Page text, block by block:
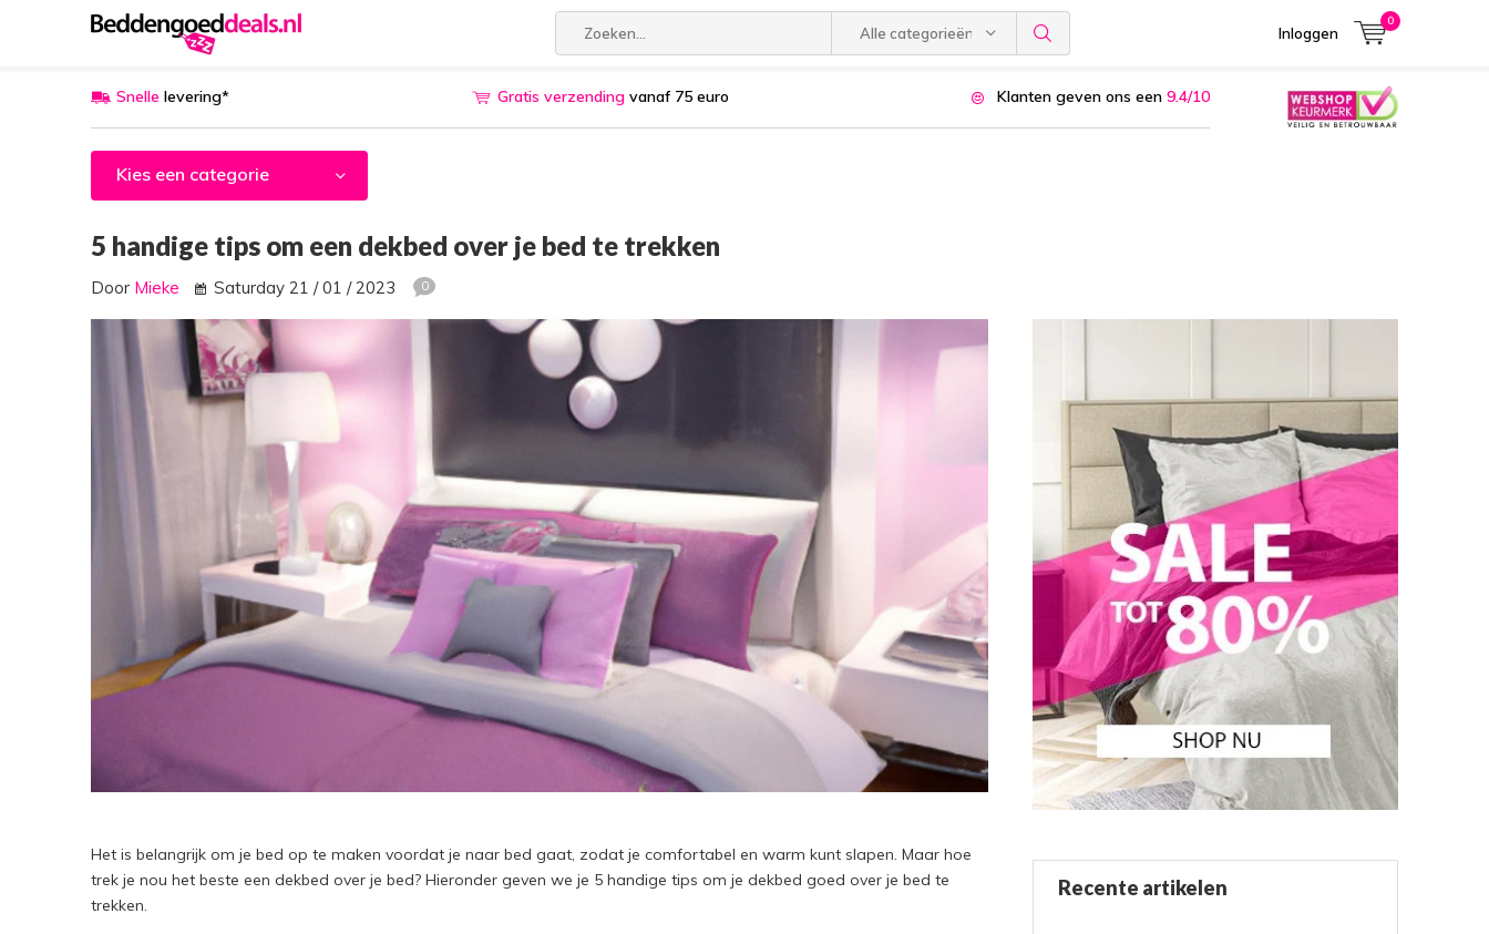
Alle categorieën Inloggen
0
Snelle levering* Gratis verzending vanaf 75 euro Klanten geven ons een 9.4/10
Kies een categorie
5 handige tips om een dekbed over je bed te trekken
Door Mieke Saturday 21 / 01 / 2023 0
Het is belangrijk om je bed op te maken voordat je naar bed gaat, zodat je comfortabel en warm kunt slapen. Maar hoe
trek je nou het beste een dekbed over je bed? Hieronder geven we je 5 handige tips om je dekbed goed over je bed te
trekken.
Recente artikelen